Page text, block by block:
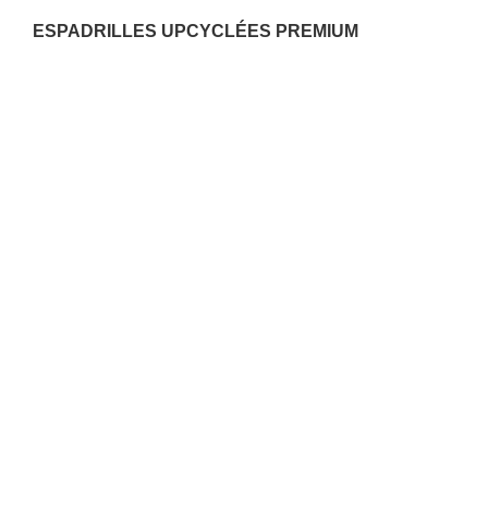
ESPADRILLES UPCYCLÉES PREMIUM